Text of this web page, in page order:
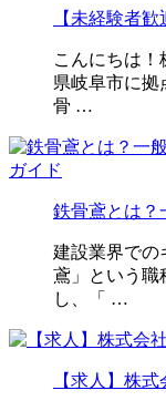
【未経験者
こんにちは
県岐阜市に拠
骨 …
鉄骨鳶とは
建設業界での
鳶」という職
し、「 …
【求人】株